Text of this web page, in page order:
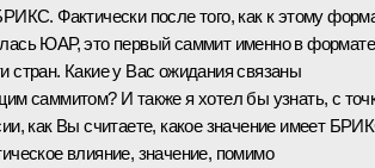
. Фактически после того, как к этому
ЮАР, это первый саммит именно в формате
стран. Какие у Вас ожидания связаны
саммитом? И также я хотел бы узнать, с
как Вы считаете, какое значение имеет
влияние, значение, помимо